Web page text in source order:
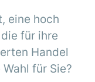
eine hoch
für ihre
Handel
für Sie?